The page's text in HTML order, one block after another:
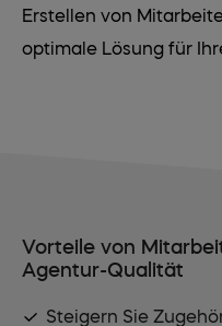
Erstellen von
optimale Lösung für
Vorteile von
Agentur-Qualität
Steigern Sie